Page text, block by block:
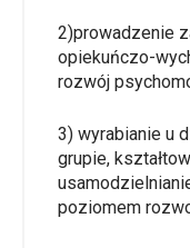
2)prowadzenie
opiekuńczo-
rozwój
3) wyrabianie u
grupie,
poziomem